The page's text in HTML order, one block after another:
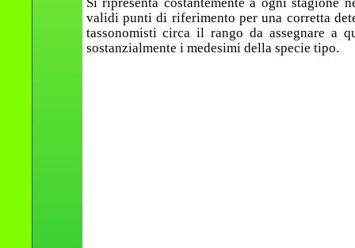
validi punti di riferimento per una corretta
tassonomisti circa il rango da assegnare a
sostanzialmente i medesimi della specie tipo.